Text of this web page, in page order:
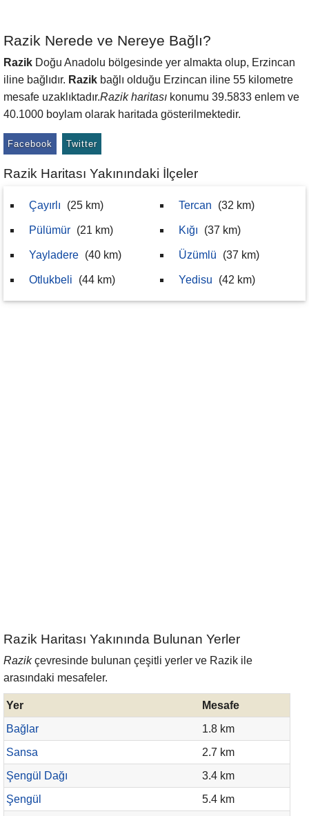
Razik Nerede ve Nereye Bağlı?
Razik Doğu Anadolu bölgesinde yer almakta olup, Erzincan
iline bağlıdır. Razik bağlı olduğu Erzincan iline 55 kilometre
mesafe uzaklıktadır.Razik haritası konumu 39.5833 enlem ve
40.1000 boylam olarak haritada gösterilmektedir.
Facebook Twitter
Razik Haritası Yakınındaki İlçeler
Çayırlı (25 km)
Pülümür (21 km)
Yayladere (40 km)
Otlukbeli (44 km)
Tercan (32 km)
Kığı (37 km)
Üzümlü (37 km)
Yedisu (42 km)
Razik Haritası Yakınında Bulunan Yerler
Razikçevresinde bulunan çeşitli yerler ve Razik ile
arasındaki mesafeler.
Yer
Mesafe
Bağlar
1.8 km
Sansa
2.7 km
Şengül Dağı
3.4 km
Şengül
5.4 km